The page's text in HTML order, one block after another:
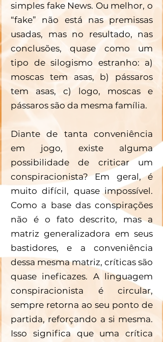
simples fake News. Ou melhor, o
“fake” não está nas premissas
usadas, mas no resultado, nas
conclusões, quase como um
tipo de silogismo estranho: a)
moscas tem asas, b) pássaros
tem asas, c) logo, moscas e
pássaros são da mesma família.
Diante de tanta conveniência
em jogo, existe alguma
possibilidade de criticar um
conspiracionista? Em geral, é
muito difícil, quase impossível.
Como a base das conspirações
não é o fato descrito, mas a
matriz generalizadora em seus
bastidores, e a conveniência
dessa mesma matriz, críticas são
quase ineficazes. A linguagem
conspiracionista é circular,
sempre retorna ao seu ponto de
partida, reforçando a si mesma.
Isso significa que uma crítica